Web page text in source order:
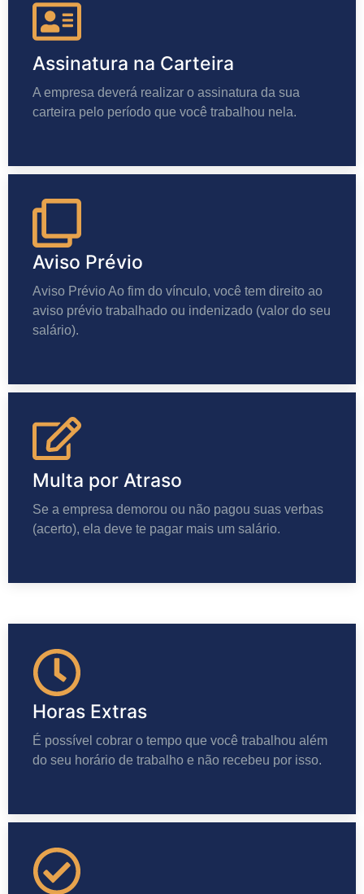
Assinatura na Carteira
A empresa deverá realizar o assinatura da sua
carteira pelo período que você trabalhou nela.
Aviso Prévio
Aviso Prévio Ao fim do vínculo, você tem direito ao
aviso prévio trabalhado ou indenizado (valor do seu
salário).
Multa por Atraso
Se a empresa demorou ou não pagou suas verbas
(acerto), ela deve te pagar mais um salário.
Horas Extras
É possível cobrar o tempo que você trabalhou além
do seu horário de trabalho e não recebeu por isso.